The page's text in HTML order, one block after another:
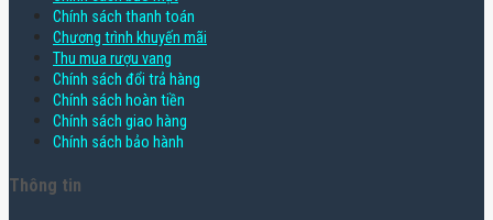
Chính sách thanh toán
Chương trình khuyến mãi
Thu mua rượu vang
Chính sách đổi trả hàng
Chính sách hoàn tiền
Chính sách giao hàng
Chính sách bảo hành
Thông tin